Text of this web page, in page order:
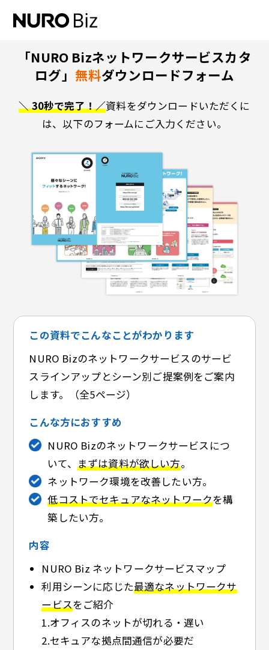
「NURO Bizネットワークサービスカタ
ログ」 無料ダウンロードフォーム
＼ 30秒で完了！／資料をダウンロードいただくに
は、以下のフォームにご入力ください。
この資料でこんなことがわかります
NURO Bizのネットワークサービスのサービ
スラインアップとシーン別ご提案例をご案内
します。（全5ページ）
こんな方におすすめ
NURO Bizのネットワークサービスにつ
いて、 まずは資料が欲しい方。
ネットワーク環境を改善したい方。
低コストでセキュアなネットワークを構
築したい方。
内容
NURO Biz ネットワークサービスマップ
利用シーンに応じた最適なネットワークサ
ービスをご紹介
1.オフィスのネットが切れる・遅い
2.セキュアな拠点間通信が必要だ